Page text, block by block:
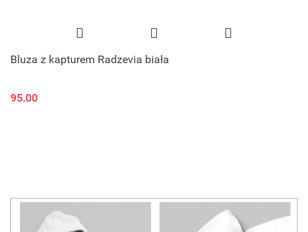
Bluza z kapturem Radzevia biała
95.00